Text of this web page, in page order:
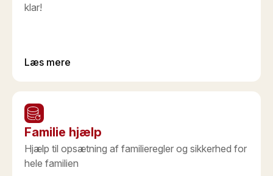
klar!
Læs mere
Familie hjælp
Hjælp til opsætning af familieregler og sikkerhed for
hele familien